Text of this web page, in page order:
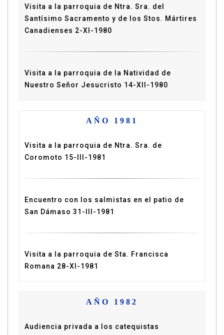
Visita a la parroquia de Ntra. Sra. del
Santísimo Sacramento y de los Stos. Mártires
Canadienses 2-XI-1980
Visita a la parroquia de la Natividad de
Nuestro Señor Jesucristo 14-XII-1980
AÑO 1981
Visita a la parroquia de Ntra. Sra. de
Coromoto 15-III-1981
Encuentro con los salmistas en el patio de
San Dámaso 31-III-1981
Visita a la parroquia de Sta. Francisca
Romana 28-XI-1981
AÑO 1982
Audiencia privada a los catequistas